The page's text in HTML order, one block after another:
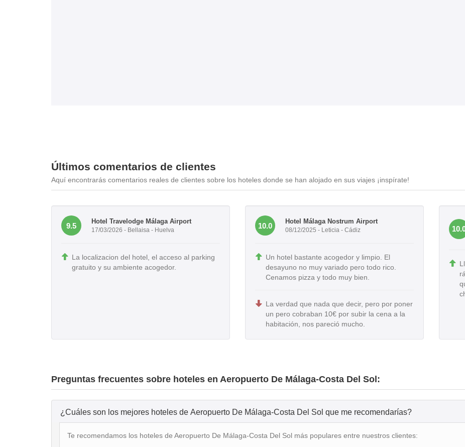
Últimos comentarios de clientes
Aquí encontrarás comentarios reales de clientes sobre los hoteles donde se han alojado en sus viajes ¡inspírate!
9.5
Hotel Travelodge Málaga Airport
17/03/2026 - Bellaisa - Huelva
La localizacion del hotel, el acceso al parking
gratuito y su ambiente acogedor.
10.0
Hotel Málaga Nostrum Airport
08/12/2025 - Leticia - Cádiz
Un hotel bastante acogedor y limpio. El
desayuno no muy variado pero todo rico.
Cenamos pizza y todo muy bien.
La verdad que nada que decir, pero por poner
un pero cobraban 10€ por subir la cena a la
habitación, nos pareció mucho.
Preguntas frecuentes sobre hoteles en Aeropuerto De Málaga-Costa Del Sol:
¿Cuáles son los mejores hoteles de Aeropuerto De Málaga-Costa Del Sol que me recomendarías?
Te recomendamos los hoteles de Aeropuerto De Málaga-Costa Del Sol más populares entre nuestros clientes: